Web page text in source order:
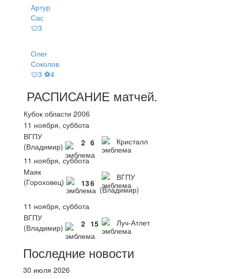
Артур
Сас
👕3
Олег
Соколов
👕3 ⚽4
РАСПИСАНИЕ матчей.
Кубок области 2006
11 ноября, суббота
ВГПУ
(Владимир)
2 6
Кристалл
11 ноября, суббота
Маяк
(Гороховец)
136
ВГПУ
(Владимир)
11 ноября, суббота
ВГПУ
(Владимир)
2 15 Луч-Атлет
Последние новости
30 июля 2026